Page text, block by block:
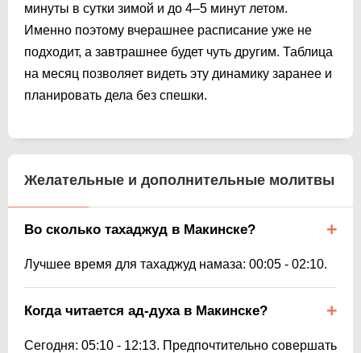
минуты в сутки зимой и до 4–5 минут летом.
Именно поэтому вчерашнее расписание уже не
подходит, а завтрашнее будет чуть другим. Таблица
на месяц позволяет видеть эту динамику заранее и
планировать дела без спешки.
Желательные и дополнительные молитвы
Во сколько тахаджуд в Макинске?
Лучшее время для тахаджуд намаза: 00:05 - 02:10.
Когда читается ад-духа в Макинске?
Сегодня: 05:10 - 12:13. Предпочтительно совершать